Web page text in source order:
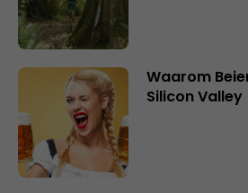
Waarom
Silicon Valley